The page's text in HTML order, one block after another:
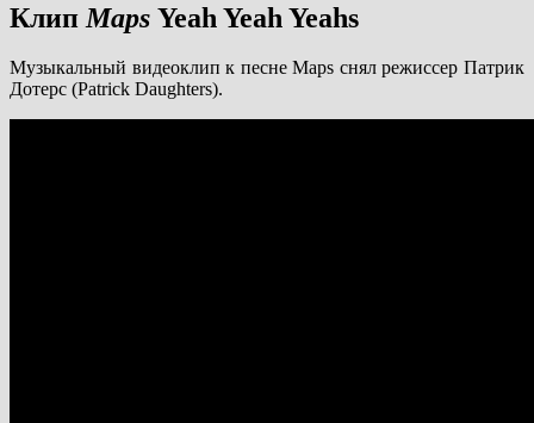
Клип Maps Yeah Yeah Yeahs
Музыкальный видеоклип к песне Maps снял режиссер Патрик
Дотерс (Patrick Daughters).